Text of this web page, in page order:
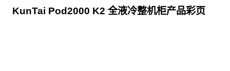
KunTai Pod2000 K2 全液冷整机柜产品彩页